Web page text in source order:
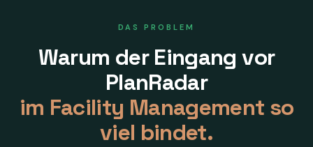
DAS PROBLEM
Warum der Eingang vor
PlanRadar
im Facility Management so
viel bindet.